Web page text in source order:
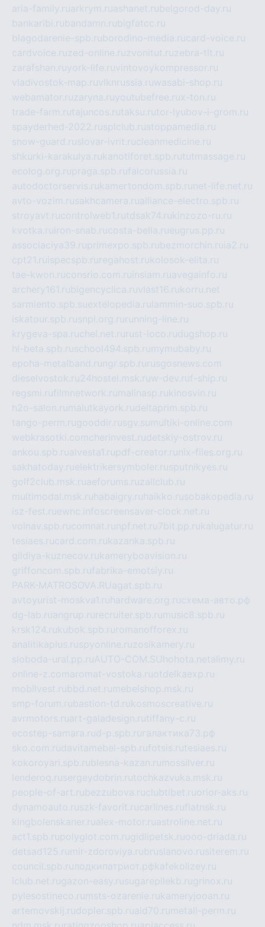
aria-family.ruarkrym.ruashanet.rubelgorod-day.ru
bankaribi.rubandamn.rubigfatcc.ru
blagodarenie-spb.ruborodino-media.rucard-voice.ru
cardvoice.ruzed-online.ruzvonitut.ruzebra-tlt.ru
zarafshan.ruyork-life.ruvintovoykompressor.ru
vladivostok-map.ruvlknrussia.ruwasabi-shop.ru
webamator.ruzaryna.ruyoutubefree.rux-ton.ru
trade-farm.rutajuncos.rutaksu.rutor-lyubov-i-grom.ru
spayderhed-2022.rusplclub.rustoppamedia.ru
snow-guard.ruslovar-ivrit.rucleanmedicine.ru
shkurki-karakulya.rukanotiforet.spb.rututmassage.ru
ecolog.org.rupraga.spb.rufalcorussia.ru
autodoctorservis.rukamertondom.spb.ru net-life.net.ru
avto-vozim.rusakhcamera.rualliance-electro.spb.ru
stroyavt.rucontrolweb1.rutdsak74.rukinzozo-ru.ru
kvotka.ru iron-snab.rucosta-bella.rueugrus.pp.ru
associaciya39.ruprimexpo.spb.rubezmorchin.ru ia2.ru
cpt21.ru ispecspb.ru regahost.rukolosok-elita.ru
tae-kwon.ruconsrio.com.ru insiam.ruavegainfo.ru
archery161.rubigencyclica.ruvlast16.rukorru.net
sarmiento.spb.suextelopedia.ru lammin-suo.spb.ru
iskatour.spb.rusnpi.org.ru running-line.ru
krygeva-spa.ruchel.net.ru rust-loco.rudugshop.ru
hl-beta.spb.ruschool494.spb.ru mymubaby.ru
epoha-metalband.ru ngr.spb.ru rusgosnews.com
dieselvostok.ru24hostel.msk.ruw-dev.ruf-ship.ru
regsmi.rufilmnetwork.ru malinasp.rukinosvin.ru
h2o-salon.ru malutkayork.rudeltaprim.spb.ru
tango-perm.rugooddir.rusgv.su multiki-online.com
webkrasotki.comcherinvest.rudetskiy-ostrov.ru
ankou.spb.rualvesta1.rupdf-creator.ru nix-files.org.ru
sakhatoday.ruelektrikersymboler.rusputnikyes.ru
golf2club.msk.ruaeforums.ruzallclub.ru
multimodal.msk.ru habaigry.ru haikko.rusobakopedia.ru
isz-fest.ruewnc.infoscreensaver-clock.net.ru
volnav.spb.rucomnat.ru npf.net.ru7bit.pp.rukalugatur.ru
tesiaes.rucard.com.rukazanka.spb.ru
gildiya-kuznecov.rukameryboavision.ru
griffoncom.spb.rufabrika-emotsiy.ru
PARK-MATROSOVA.RUagat.spb.ru
avtoyurist-moskva1.ru hardware.org.ruсхема-авто.рф
dg-lab.ruangrup.ru recruiter.spb.ru music8.spb.ru
krsk124.rukubok.spb.ru romanofforex.ru
analitikaplus.ruspyonline.ruzosikamery.ru
sloboda-ural.pp.ruAUTO-COM.SU hohota.netalimy.ru
online-z.comaromat-vostoka.ruotdelkaexp.ru
mobilvest.rubbd.net.ru mebelshop.msk.ru
smp-forum.rubastion-td.rukosmoscreative.ru
avrmotors.ruart-galadesign.rutiffany-c.ru
ecostep-samara.rud-p.spb.ru галактика73.рф
sko.com.rudavitamebel-spb.rufotsis.rutesiaes.ru
kokoroyari.spb.rublesna-kazan.ru mossilver.ru
lenderoq.rusergeydobrin.rutochkazvuka.msk.ru
people-of-art.rubezzubova.ruclubtibet.ruorior-aks.ru
dynamoauto.ruszk-favorit.rucarlines.ruflatnsk.ru
kingbolenskaner.rualex-motor.ruastroline.net.ru
act1.spb.rupolyglot.com.rugidlipetsk.ruooo-driada.ru
detsad125.ru mir-zdoroviya.rubruslanovo.rusiterem.ru
council.spb.ruлодкипатриот.рфkafekolizey.ru
iclub.net.rugazon-easy.rusugarepilekb.rugrinox.ru
pylesostineco.ru msts-ozarenie.rukameryjooan.ru
artemovskij.rudopler.spb.ruaid70.ru metall-perm.ru